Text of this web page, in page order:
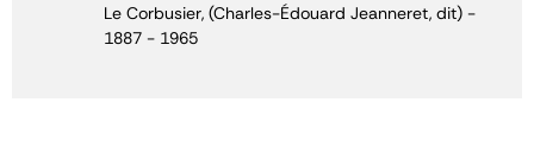
Le Corbusier, (Charles-Édouard Jeanneret, dit) -
1887 - 1965